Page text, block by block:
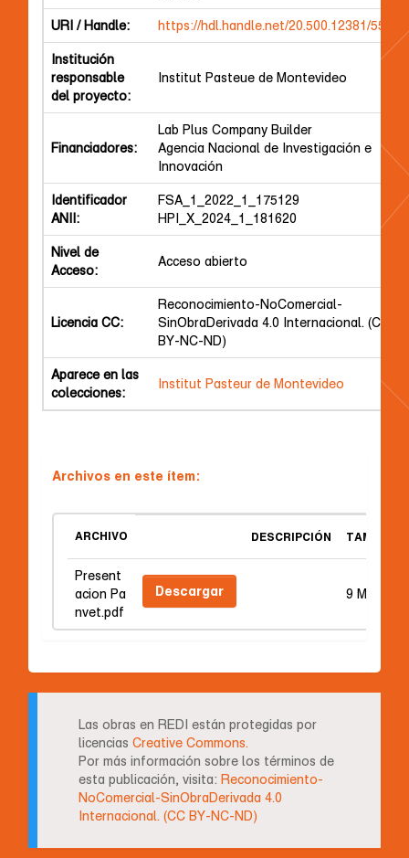
URI / Handle: https://hdl.handle.net/20.500.12381/5573
Institución
responsable
del proyecto:
Institut Pasteue de Montevideo
Financiadores:
Lab Plus Company Builder
Agencia Nacional de Investigación e
Innovación
Identificador
ANII:
FSA_1_2022_1_175129
HPI_X_2024_1_181620
Nivel de
Acceso:
Acceso abierto
Licencia CC:
Reconocimiento-NoComercial-
SinObraDerivada 4.0 Internacional. (CC
BY-NC-ND)
Aparece en las
colecciones:
Institut Pasteur de Montevideo
Archivos en este ítem:
ARCHIVO DESCRIPCIÓN TAMAÑO
Present
acion Pa
nvet.pdf
Descargar 9 MB
Las obras en REDI están protegidas por
licencias Creative Commons.
Por más información sobre los términos de
esta publicación, visita: Reconocimiento-
NoComercial-SinObraDerivada 4.0
Internacional. (CC BY-NC-ND)